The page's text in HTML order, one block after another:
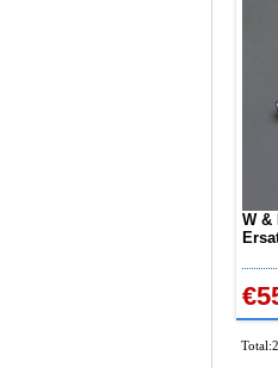
W &